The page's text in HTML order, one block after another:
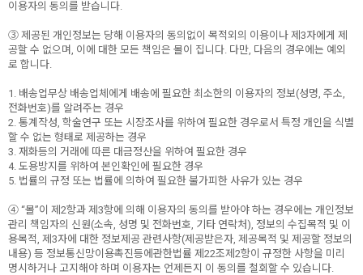
이용자의 동의를 받습니다.
③ 제공된 개인정보는 당해 이용자의 동의없이 목적외의 이용이나 제3자에게 제
공할 수 없으며, 이에 대한 모든 책임은 몰이 집니다. 다만, 다음의 경우에는 예외
로 합니다.
1. 배송업무상 배송업체에게 배송에 필요한 최소한의 이용자의 정보(성명, 주소,
전화번호)를 알려주는 경우
2. 통계작성, 학술연구 또는 시장조사를 위하여 필요한 경우로서 특정 개인을 식별
할 수 없는 형태로 제공하는 경우
3. 재화등의 거래에 따른 대금정산을 위하여 필요한 경우
4. 도용방지를 위하여 본인확인에 필요한 경우
5. 법률의 규정 또는 법률에 의하여 필요한 불가피한 사유가 있는 경우
④ “몰”이 제2항과 제3항에 의해 이용자의 동의를 받아야 하는 경우에는 개인정보
관리 책임자의 신원(소속, 성명 및 전화번호, 기타 연락처), 정보의 수집목적 및 이
용목적, 제3자에 대한 정보제공 관련사항(제공받은자, 제공목적 및 제공할 정보의
내용) 등 정보통신망이용촉진등에관한법률 제22조제2항이 규정한 사항을 미리
명시하거나 고지해야 하며 이용자는 언제든지 이 동의를 철회할 수 있습니다.